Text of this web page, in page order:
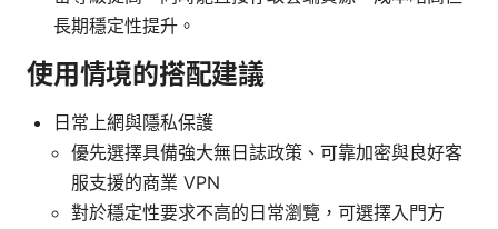
長期穩定性提升。
使用情境的搭配建議
日常上網與隱私保護
優先選擇具備強大無日誌政策、可靠加密與良好客
服支援的商業 VPN
對於穩定性要求不高的日常瀏覽，可選擇入門方